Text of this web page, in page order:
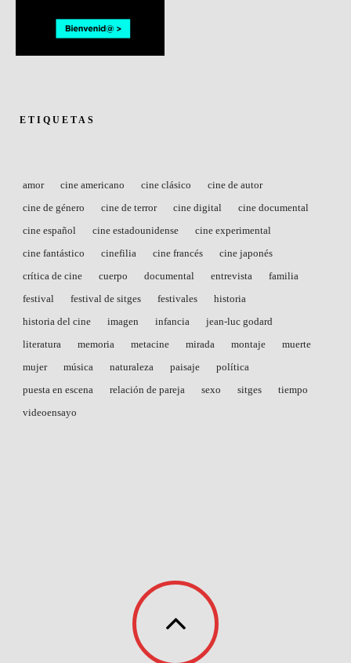
ETIQUETAS
amor cine americano cine clásico
cine de autor
cine de género
cine de terror cine digital
cine documental
cine español
cine estadounidense
cine experimental
cine fantástico
cinefilia cine francés
cine japonés
crítica de cine
cuerpo documental entrevista
familia
festival
festival de sitges festivales
historia
historia del cine
imagen infancia
jean-luc godard
literatura
memoria metacine mirada montaje
muerte
mujer
música naturaleza paisaje
política
puesta en escena
relación de pareja sexo sitges
tiempo
videoensayo